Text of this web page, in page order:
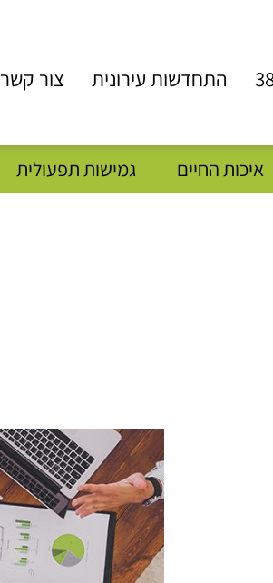
התחדשות עירונית צור קשר
איכות החיים גמישות תפעולית